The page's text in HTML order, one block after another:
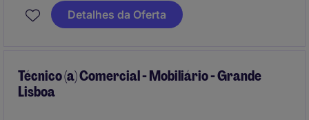
zonas que lhe estão atribuídas, fornecendo um apoio
próximo junto da rede de distribuição e, em
Detalhes da Oferta
Técnico (a) Comercial - Mobiliário - Grande
Lisboa